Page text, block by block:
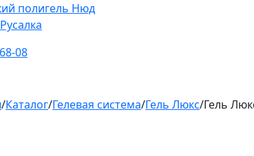
полигель Нюд
08
/Каталог/Гелевая система/Гель Люкс/Гель